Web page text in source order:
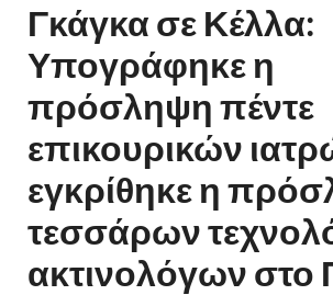
Γκάγκα σε Κέλλα:
Υπογράφηκε η
πρόσληψη πέντε
επικουρικών
εγκρίθηκε η
τεσσάρων
ακτινολόγων